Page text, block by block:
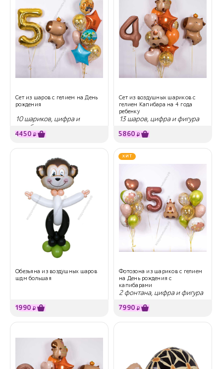
Сет из шаров с гелием на День
рождения
10 шариков, цифра и
капибара
4450 ₽
Сет из воздушных шариков с
гелием Капибара на 4 года
ребенку
13 шаров, цифра и фигура
5860 ₽
Обезьяна из воздушных шаров
шдм большая
1990 ₽
ХИТ
Фотозона из шариков с гелием
на День рождения с
капибарами
2 фонтана, цифра и фигура
7990 ₽